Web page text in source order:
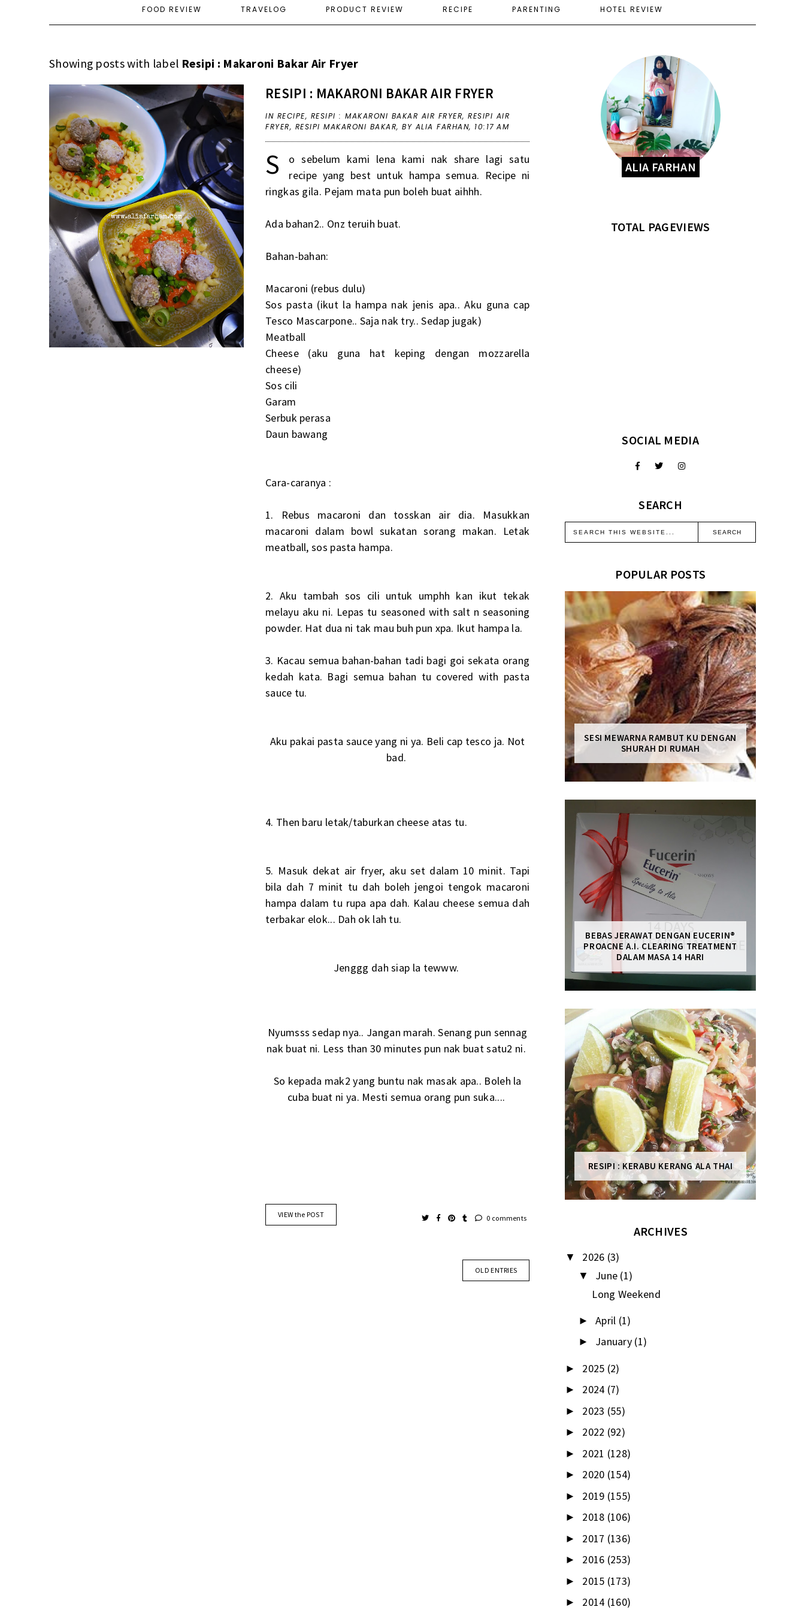
FOOD REVIEW TRAVELOG PRODUCT REVIEW RECIPE PARENTING HOTEL REVIEW
Showing posts with label Resipi : Makaroni Bakar Air Fryer
RESIPI : MAKARONI BAKAR AIR FRYER
IN RECIPE, RESIPI : MAKARONI BAKAR AIR FRYER,RESIPI AIR
FRYER, RESIPI MAKARONI BAKAR,BY ALIA FARHAN, 10:17 AM
S
o sebelum kami lena kami nak share lagi satu
recipe yang best untuk hampa semua. Recipe ni
ringkas gila. Pejam mata pun boleh buat aihhh.
Ada bahan2.. Onz teruih buat.
Bahan-bahan:
Macaroni (rebus dulu)
Sos pasta (ikut la hampa nak jenis apa.. Aku guna cap
Tesco Mascarpone.. Saja nak try.. Sedap jugak)
Meatball
Cheese (aku guna hat keping dengan mozzarella
cheese)
Sos cili
Garam
Serbuk perasa
Daun bawang
Cara-caranya :
1. Rebus macaroni dan tosskan air dia. Masukkan
macaroni dalam bowl sukatan sorang makan. Letak
meatball, sos pasta hampa.
2. Aku tambah sos cili untuk umphh kan ikut tekak
melayu aku ni. Lepas tu seasoned with salt n seasoning
powder. Hat dua ni tak mau buh pun xpa. Ikut hampa la.
3. Kacau semua bahan-bahan tadi bagi goi sekata orang
kedah kata. Bagi semua bahan tu covered with pasta
sauce tu.
Aku pakai pasta sauce yang ni ya. Beli cap tesco ja. Not
bad.
4. Then baru letak/taburkan cheese atas tu.
5. Masuk dekat air fryer, aku set dalam 10 minit. Tapi
bila dah 7 minit tu dah boleh jengoi tengok macaroni
hampa dalam tu rupa apa dah. Kalau cheese semua dah
terbakar elok... Dah ok lah tu.
Jenggg dah siap la tewww.
Nyumsss sedap nya.. Jangan marah. Senang pun sennag
nak buat ni. Less than 30 minutes pun nak buat satu2 ni.
So kepada mak2 yang buntu nak masak apa.. Boleh la
cuba buat ni ya. Mesti semua orang pun suka....
VIEW the POST 0 comments
OLD ENTRIES
ALIA FARHAN
TOTAL PAGEVIEWS
SOCIAL MEDIA
SEARCH
POPULAR POSTS
SESI MEWARNA RAMBUT KU DENGAN
SHURAH DI RUMAH
BEBAS JERAWAT DENGAN EUCERIN®
PROACNE A.I. CLEARING TREATMENT
DALAM MASA 14 HARI
RESIPI : KERABU KERANG ALA THAI
ARCHIVES
▼ 2026 (3)
▼ June (1)
Long Weekend
► April (1)
► January (1)
► 2025 (2)
► 2024 (7)
► 2023 (55)
► 2022 (92)
► 2021 (128)
► 2020 (154)
► 2019 (155)
► 2018 (106)
► 2017 (136)
► 2016 (253)
► 2015 (173)
► 2014 (160)